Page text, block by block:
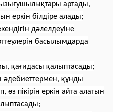
артады,
еркін білдіре алады;
дәлелдеуіне
басылымдарда
қағидасы қалыптасады;
әдебиеттермен, құнды
пікірін еркін айта алатын